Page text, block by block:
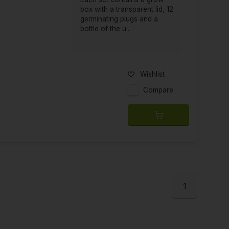
box with a transparent lid, 12
germinating plugs and a
bottle of the u...
Wishlist
Compare
1